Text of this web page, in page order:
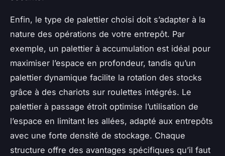
Enfin, le type de palettier choisi doit s’adapter à la
nature des opérations de votre entrepôt. Par
exemple, un palettier à accumulation est idéal pour
maximiser l’espace en profondeur, tandis qu’un
palettier dynamique facilite la rotation des stocks
grâce à des chariots sur roulettes intégrés. Le
palettier à passage étroit optimise l’utilisation de
l’espace en limitant les allées, adapté aux entrepôts
avec une forte densité de stockage. Chaque
structure offre des avantages spécifiques qu’il faut